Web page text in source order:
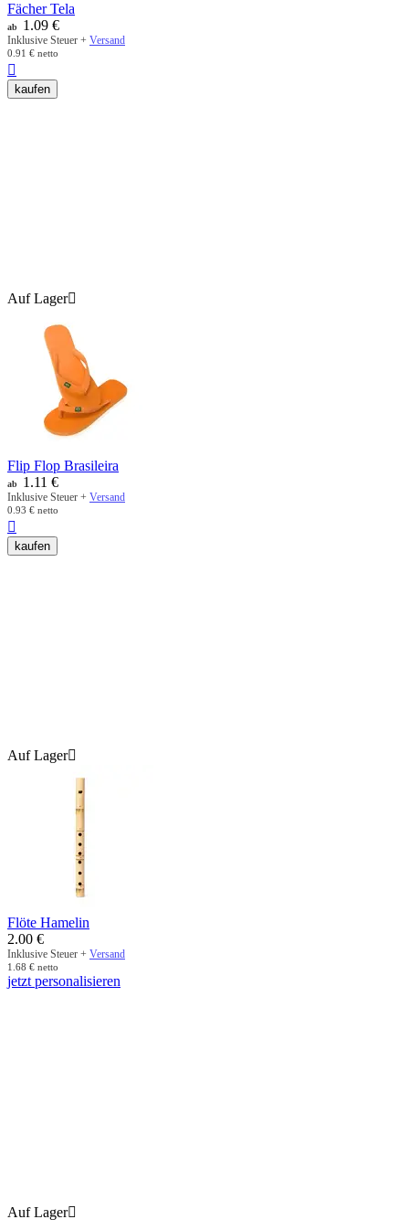
Fächer Tela
ab 1.09 €
Inklusive Steuer + Versand
0.91 € netto

kaufen
Auf Lager
Flip Flop Brasileira
ab 1.11 €
Inklusive Steuer + Versand
0.93 € netto

kaufen
Auf Lager
Flöte Hamelin
2.00 €
Inklusive Steuer + Versand
1.68 € netto
jetzt personalisieren
Auf Lager